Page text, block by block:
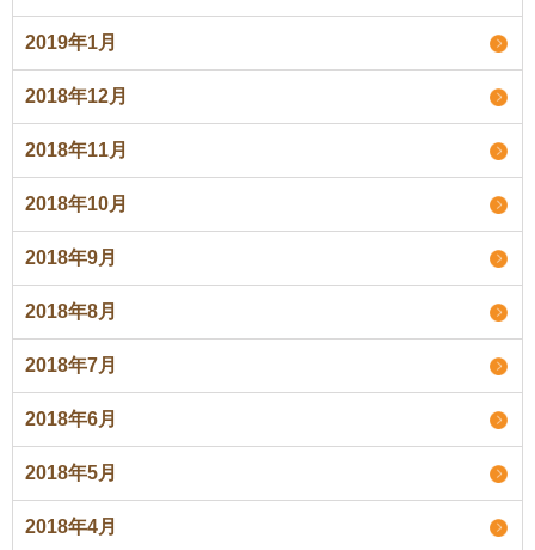
2019年1月
2018年12月
2018年11月
2018年10月
2018年9月
2018年8月
2018年7月
2018年6月
2018年5月
2018年4月